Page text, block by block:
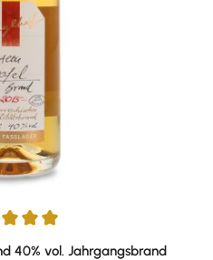
von 5 von 5 Sternen
40% vol. Jahrgangsbrand